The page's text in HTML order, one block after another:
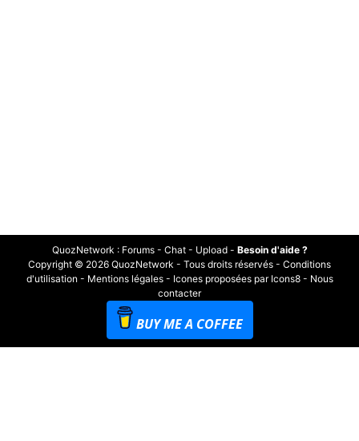
QuozNetwork : Forums- Chat- Upload- Besoin d'aide ?
Copyright © 2026 QuozNetwork - Tous droits réservés - Conditions
d'utilisation - Mentions légales- Icones proposées par Icons8- Nous
contacter
BUY ME A COFFEE